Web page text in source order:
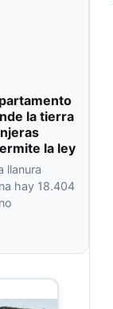
la tierra
la ley
llanura
hay 18.404